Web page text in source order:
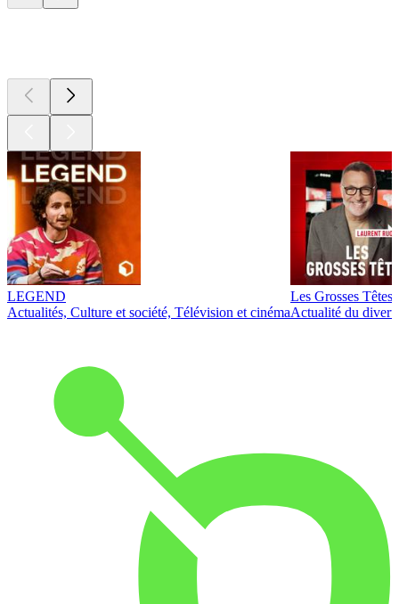
LEGEND
Actualités, Culture et société, Télévision et cinéma
Les Grosses Têtes
Actualité du